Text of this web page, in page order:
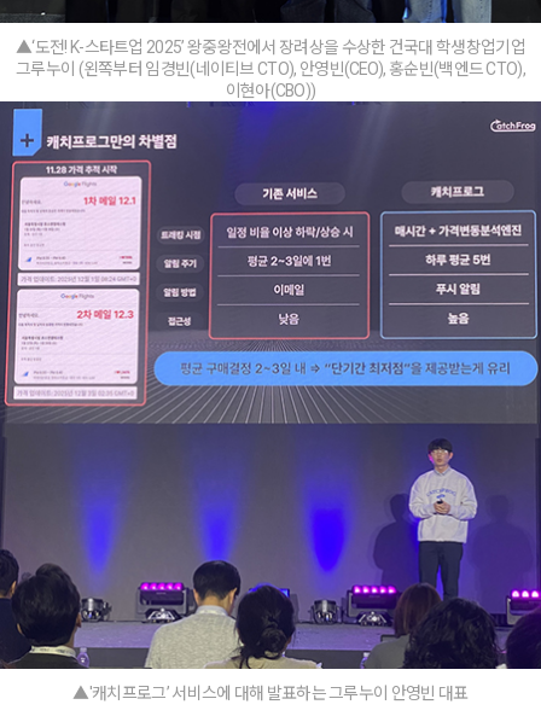
▲‘도전! K-스타트업 2025’ 왕중왕전에서 장려상을 수상한 건국대 학생창업기업
그루누이 (왼쪽부터 임경빈(네이티브 CTO), 안영빈(CEO), 홍순빈(백엔드 CTO),
이현아(CBO))
▲'캐치프로그’ 서비스에 대해 발표하는 그루누이 안영빈 대표